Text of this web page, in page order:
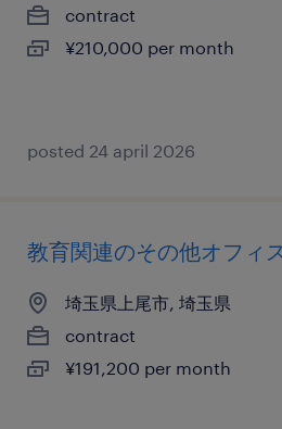
contract
¥210,000 per month
posted 24 april 2026
教育関連のその他オフィ
埼玉県上尾市, 埼玉県
contract
¥191,200 per month